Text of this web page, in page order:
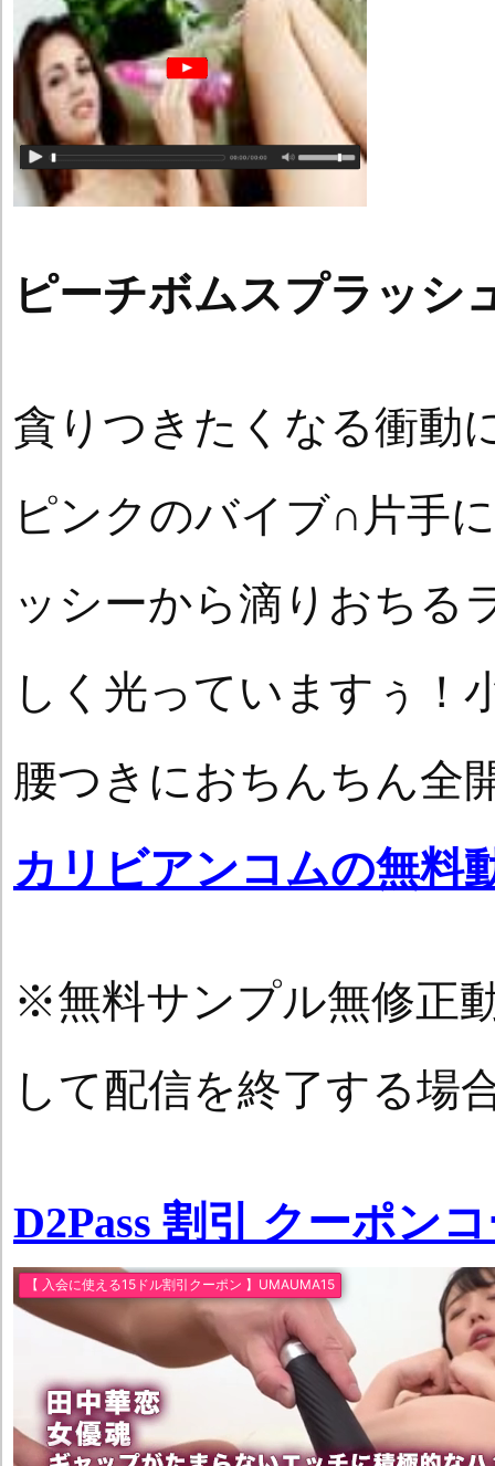
ピーチボムスプラッシ
貪りつきたくなる衝動
ピンクのバイブ∩片手
ッシーから滴りおちる
しく光っていますぅ！
腰つきにおちんちん全
カリビアンコムの無料
※無料サンプル無修正
して配信を終了する場
D2Pass 割引 クーポン